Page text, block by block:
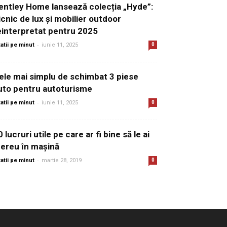
Home lansează colecția „Hyde”:
de lux și mobilier outdoor
pentru 2025
pe minut - iunie 11, 2025 0
mai simplu de schimbat 3 piese
pentru autoturisme
pe minut - iunie 11, 2025 0
lucruri utile pe care ar fi bine să le ai
în mașină
pe minut - martie 28, 2019 0